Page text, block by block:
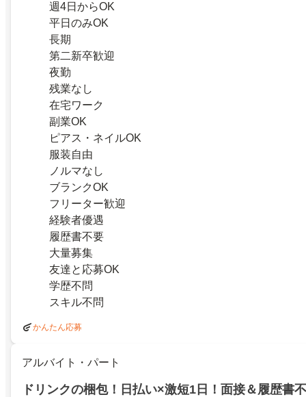
週4日からOK
平日のみOK
長期
第二新卒歓迎
夜勤
残業なし
在宅ワーク
副業OK
ピアス・ネイルOK
服装自由
ノルマなし
ブランクOK
フリーター歓迎
経験者優遇
履歴書不要
大量募集
友達と応募OK
学歴不問
スキル不問
かんたん応募
アルバイト・パート
ドリンクの梱包！日払い×激短1日！面接＆履歴書